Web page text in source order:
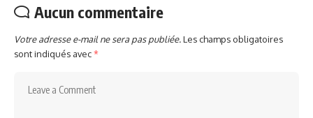
Aucun commentaire
Votre adresse e-mail ne sera pas publiée.Les champs obligatoires
sont indiqués avec*